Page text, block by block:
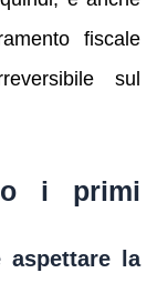
fiscale
sul
i primi
la